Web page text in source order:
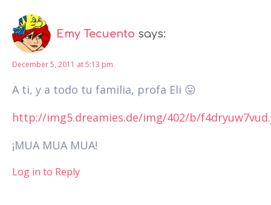
Emy Tecuento says:
December 5, 2011 at 5:13 pm
A ti, y a todo tu familia, profa Eli 😛
http://img5.dreamies.de/img/402/b/
¡MUA MUA MUA!
Log in to Reply